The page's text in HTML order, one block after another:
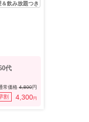
＆飲み放題つき
代
常価格4,800円
割 4,300円